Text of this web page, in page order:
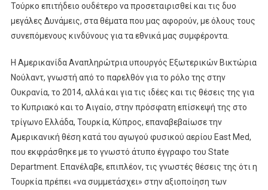
Τούρκο επιτήδειο ουδέτερο να προσεταιρισθεί και τις δυο
μεγάλες Δυνάμεις, στα θέματα που μας αφορούν, με όλους τους
συνεπόμενους κινδύνους για τα εθνικά μας συμφέροντα.
Η Αμερικανίδα Αναπληρώτρια υπουργός Εξωτερικών Βικτώρια
Νούλαντ, γνωστή από το παρελθόν για το ρόλο της στην
Ουκρανία, το 2014, αλλά και για τις ιδέες και τις θέσεις της για
το Κυπριακό και το Αιγαίο, στην πρόσφατη επίσκεψή της στο
τρίγωνο Ελλάδα, Τουρκία, Κύπρος, επαναβεβαίωσε την
Αμερικανική θέση κατά του αγωγού φυσικού αερίου East Med,
που εκφράσθηκε με το γνωστό άτυπο έγγραφο του State
Department. Επανέλαβε, επιπλέον, τις γνωστές θέσεις της ότι η
Τουρκία πρέπει «να συμμετάσχει» στην αξιοποίηση των